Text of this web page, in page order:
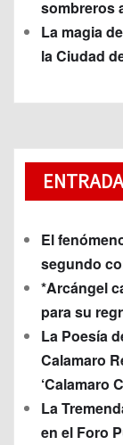
sombreros
La magia
la Ciudad
El
segundo
*Arcángel
para su
La Poesía
Calamaro
‘Calamaro
La
en el Foro